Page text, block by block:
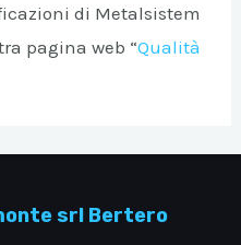
di Metalsistem
pagina web “Qualità
srl Bertero